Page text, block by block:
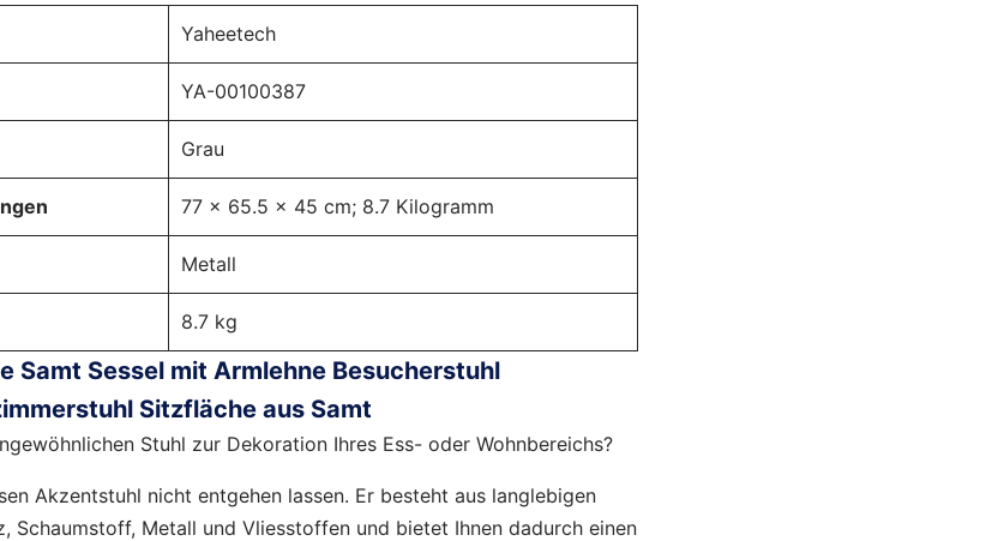
‎Yaheetech
‎YA-00100387
‎Grau
‎77 x 65.5 x 45 cm; 8.7 Kilogramm
‎Metall
‎8.7 kg
Samt Sessel mit Armlehne Besucherstuhl
Sitzfläche aus Samt
Stuhl zur Dekoration Ihres Ess- oder Wohnbereichs?
Akzentstuhl nicht entgehen lassen. Er besteht aus langlebigen
Schaumstoff, Metall und Vliesstoffen und bietet Ihnen dadurch einen